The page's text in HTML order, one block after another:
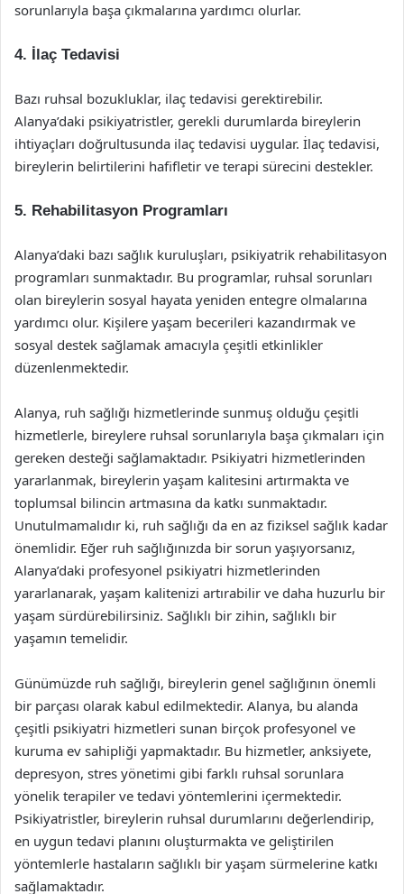
sorunlarıyla başa çıkmalarına yardımcı olurlar.
4. İlaç Tedavisi
Bazı ruhsal bozukluklar, ilaç tedavisi gerektirebilir.
Alanya’daki psikiyatristler, gerekli durumlarda bireylerin
ihtiyaçları doğrultusunda ilaç tedavisi uygular. İlaç tedavisi,
bireylerin belirtilerini hafifletir ve terapi sürecini destekler.
5. Rehabilitasyon Programları
Alanya’daki bazı sağlık kuruluşları, psikiyatrik rehabilitasyon
programları sunmaktadır. Bu programlar, ruhsal sorunları
olan bireylerin sosyal hayata yeniden entegre olmalarına
yardımcı olur. Kişilere yaşam becerileri kazandırmak ve
sosyal destek sağlamak amacıyla çeşitli etkinlikler
düzenlenmektedir.
Alanya, ruh sağlığı hizmetlerinde sunmuş olduğu çeşitli
hizmetlerle, bireylere ruhsal sorunlarıyla başa çıkmaları için
gereken desteği sağlamaktadır. Psikiyatri hizmetlerinden
yararlanmak, bireylerin yaşam kalitesini artırmakta ve
toplumsal bilincin artmasına da katkı sunmaktadır.
Unutulmamalıdır ki, ruh sağlığı da en az fiziksel sağlık kadar
önemlidir. Eğer ruh sağlığınızda bir sorun yaşıyorsanız,
Alanya’daki profesyonel psikiyatri hizmetlerinden
yararlanarak, yaşam kalitenizi artırabilir ve daha huzurlu bir
yaşam sürdürebilirsiniz. Sağlıklı bir zihin, sağlıklı bir
yaşamın temelidir.
Günümüzde ruh sağlığı, bireylerin genel sağlığının önemli
bir parçası olarak kabul edilmektedir. Alanya, bu alanda
çeşitli psikiyatri hizmetleri sunan birçok profesyonel ve
kuruma ev sahipliği yapmaktadır. Bu hizmetler, anksiyete,
depresyon, stres yönetimi gibi farklı ruhsal sorunlara
yönelik terapiler ve tedavi yöntemlerini içermektedir.
Psikiyatristler, bireylerin ruhsal durumlarını değerlendirip,
en uygun tedavi planını oluşturmakta ve geliştirilen
yöntemlerle hastaların sağlıklı bir yaşam sürmelerine katkı
sağlamaktadır.